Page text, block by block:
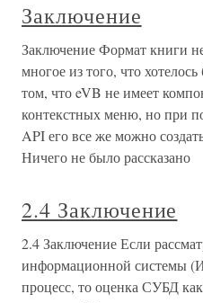
Заключение
Заключение Формат книги
многое из того, что
том, что eVB не имеет
контекстных меню, но при
API его все же можно
Ничего не было рассказано
2.4 Заключение
2.4 Заключение Если
информационной системы
процесс, то оценка СУБД